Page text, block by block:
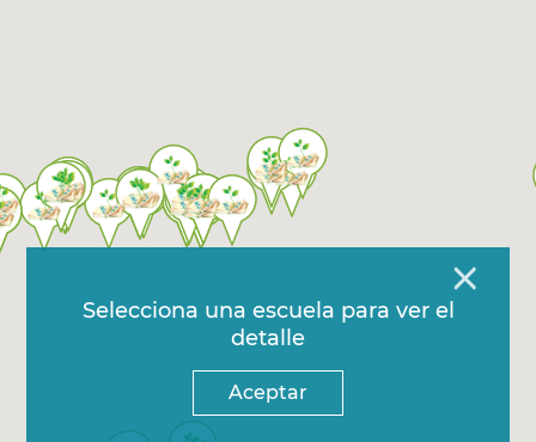
×
Selecciona una escuela para ver el
detalle
Aceptar